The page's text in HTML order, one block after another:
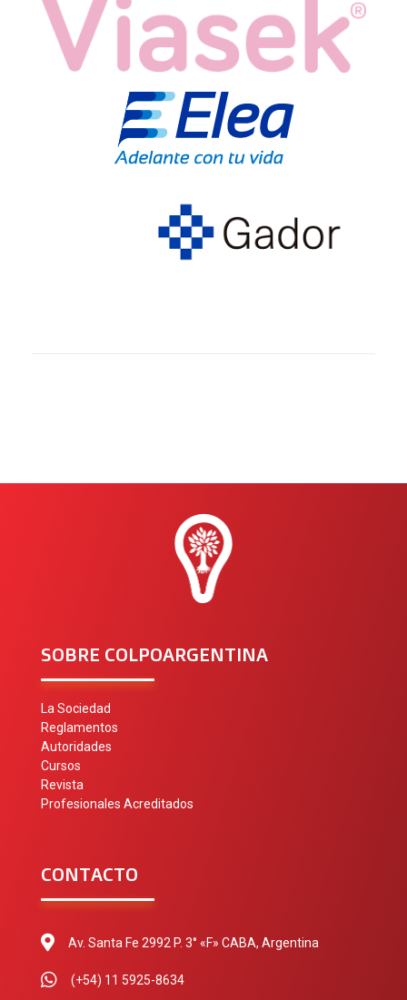
SOBRE COLPOARGENTINA
La Sociedad
Reglamentos
Autoridades
Cursos
Revista
Profesionales Acreditados
CONTACTO
Av. Santa Fe 2992 P. 3° «F» CABA, Argentina
(+54) 11 5925-8634